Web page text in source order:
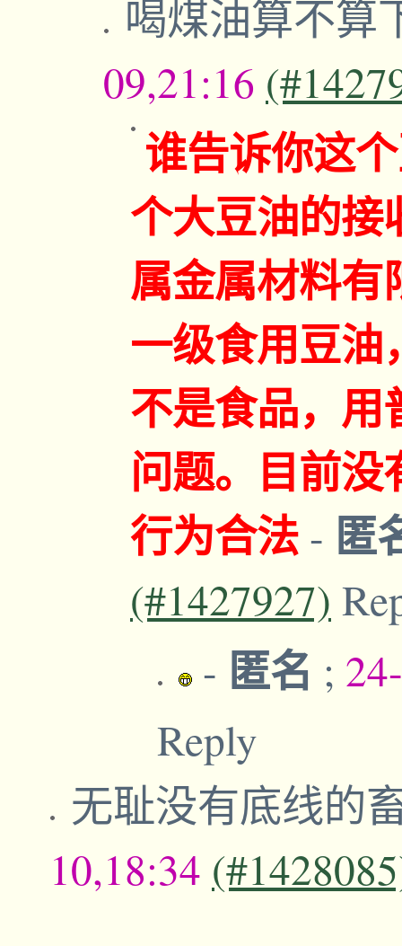
喝煤油算不算
09,21:16
谁告诉你这
个大豆油的接
属金属材料有
一级食用豆
不是食品，用
问题。目前
行为合法 - 匿
(#1427927)
- 匿名 ;
Reply
无耻没有底线的
10,18:34